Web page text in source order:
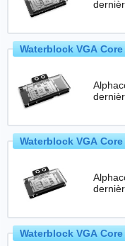
Waterblock VGA
Waterblock VGA
Waterblock VGA